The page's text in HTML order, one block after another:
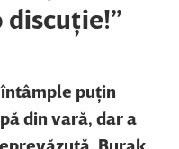
discuţie!”
puţin
din vară, dar a
Burak